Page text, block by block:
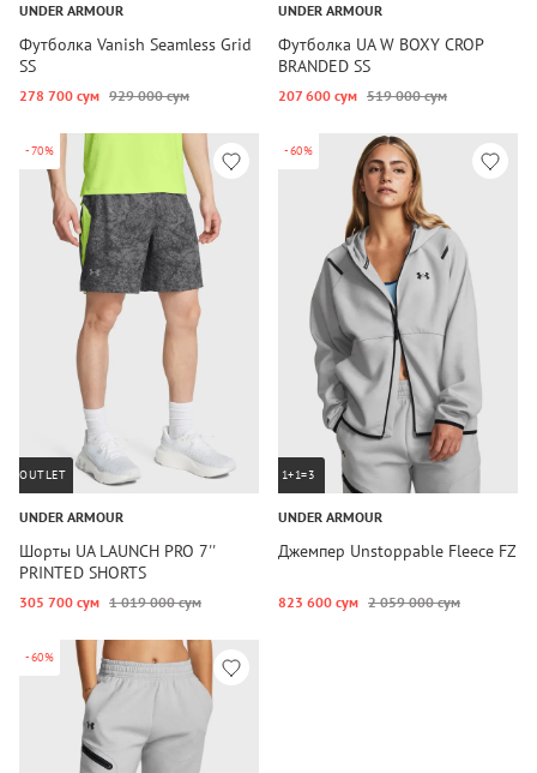
UNDER ARMOUR
Футболка Vanish Seamless Grid
SS
278 700 сум 929 000 сум
UNDER ARMOUR
Футболка UA W BOXY CROP
BRANDED SS
207 600 сум 519 000 сум
-70%
OUTLET
UNDER ARMOUR
Шорты UA LAUNCH PRO 7''
PRINTED SHORTS
305 700 сум 1 019 000 сум
-60%
1+1=3
UNDER ARMOUR
Джемпер Unstoppable Fleece FZ
823 600 сум 2 059 000 сум
-60%